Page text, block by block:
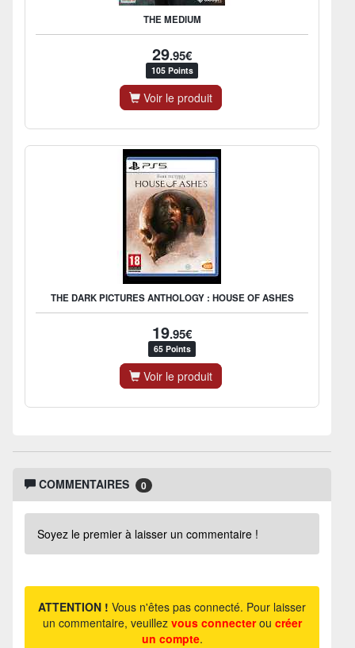
THE MEDIUM
29.95€
105 Points
Voir le produit
THE DARK PICTURES ANTHOLOGY : HOUSE OF ASHES
19.95€
65 Points
Voir le produit
COMMENTAIRES 0
Soyez le premier à laisser un commentaire !
ATTENTION ! Vous n'êtes pas connecté. Pour laisser
un commentaire, veuillez vous connecterou créer
un compte.